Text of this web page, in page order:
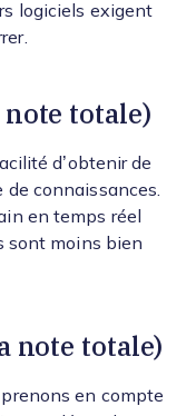
logiciels exigent
note totale)
d’obtenir de
de connaissances.
en temps réel
sont moins bien
note totale)
en compte